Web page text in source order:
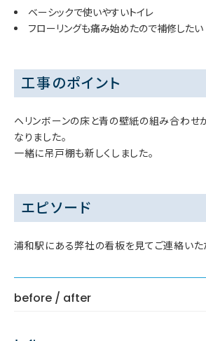
ベーシックで使いやすいトイレ
フローリングも痛み始めたので補修したい
工事のポイント
ヘリンボーンの床と青の壁紙の組み合わせ
なりました。
一緒に吊戸棚も新しくしました。
エピソード
浦和駅にある弊社の看板を見てご連絡いた
before / after